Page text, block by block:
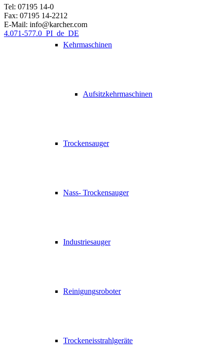
Kehrmaschinen
Aufsitzkehrmaschinen
Trockensauger
Nass- Trockensauger
Industriesauger
Reinigungsroboter
Trockeneisstrahlgeräte
Tel: 07195 14-0
Fax: 07195 14-2212
E-Mail: info@karcher.com
4.071-577.0_PI_de_DE